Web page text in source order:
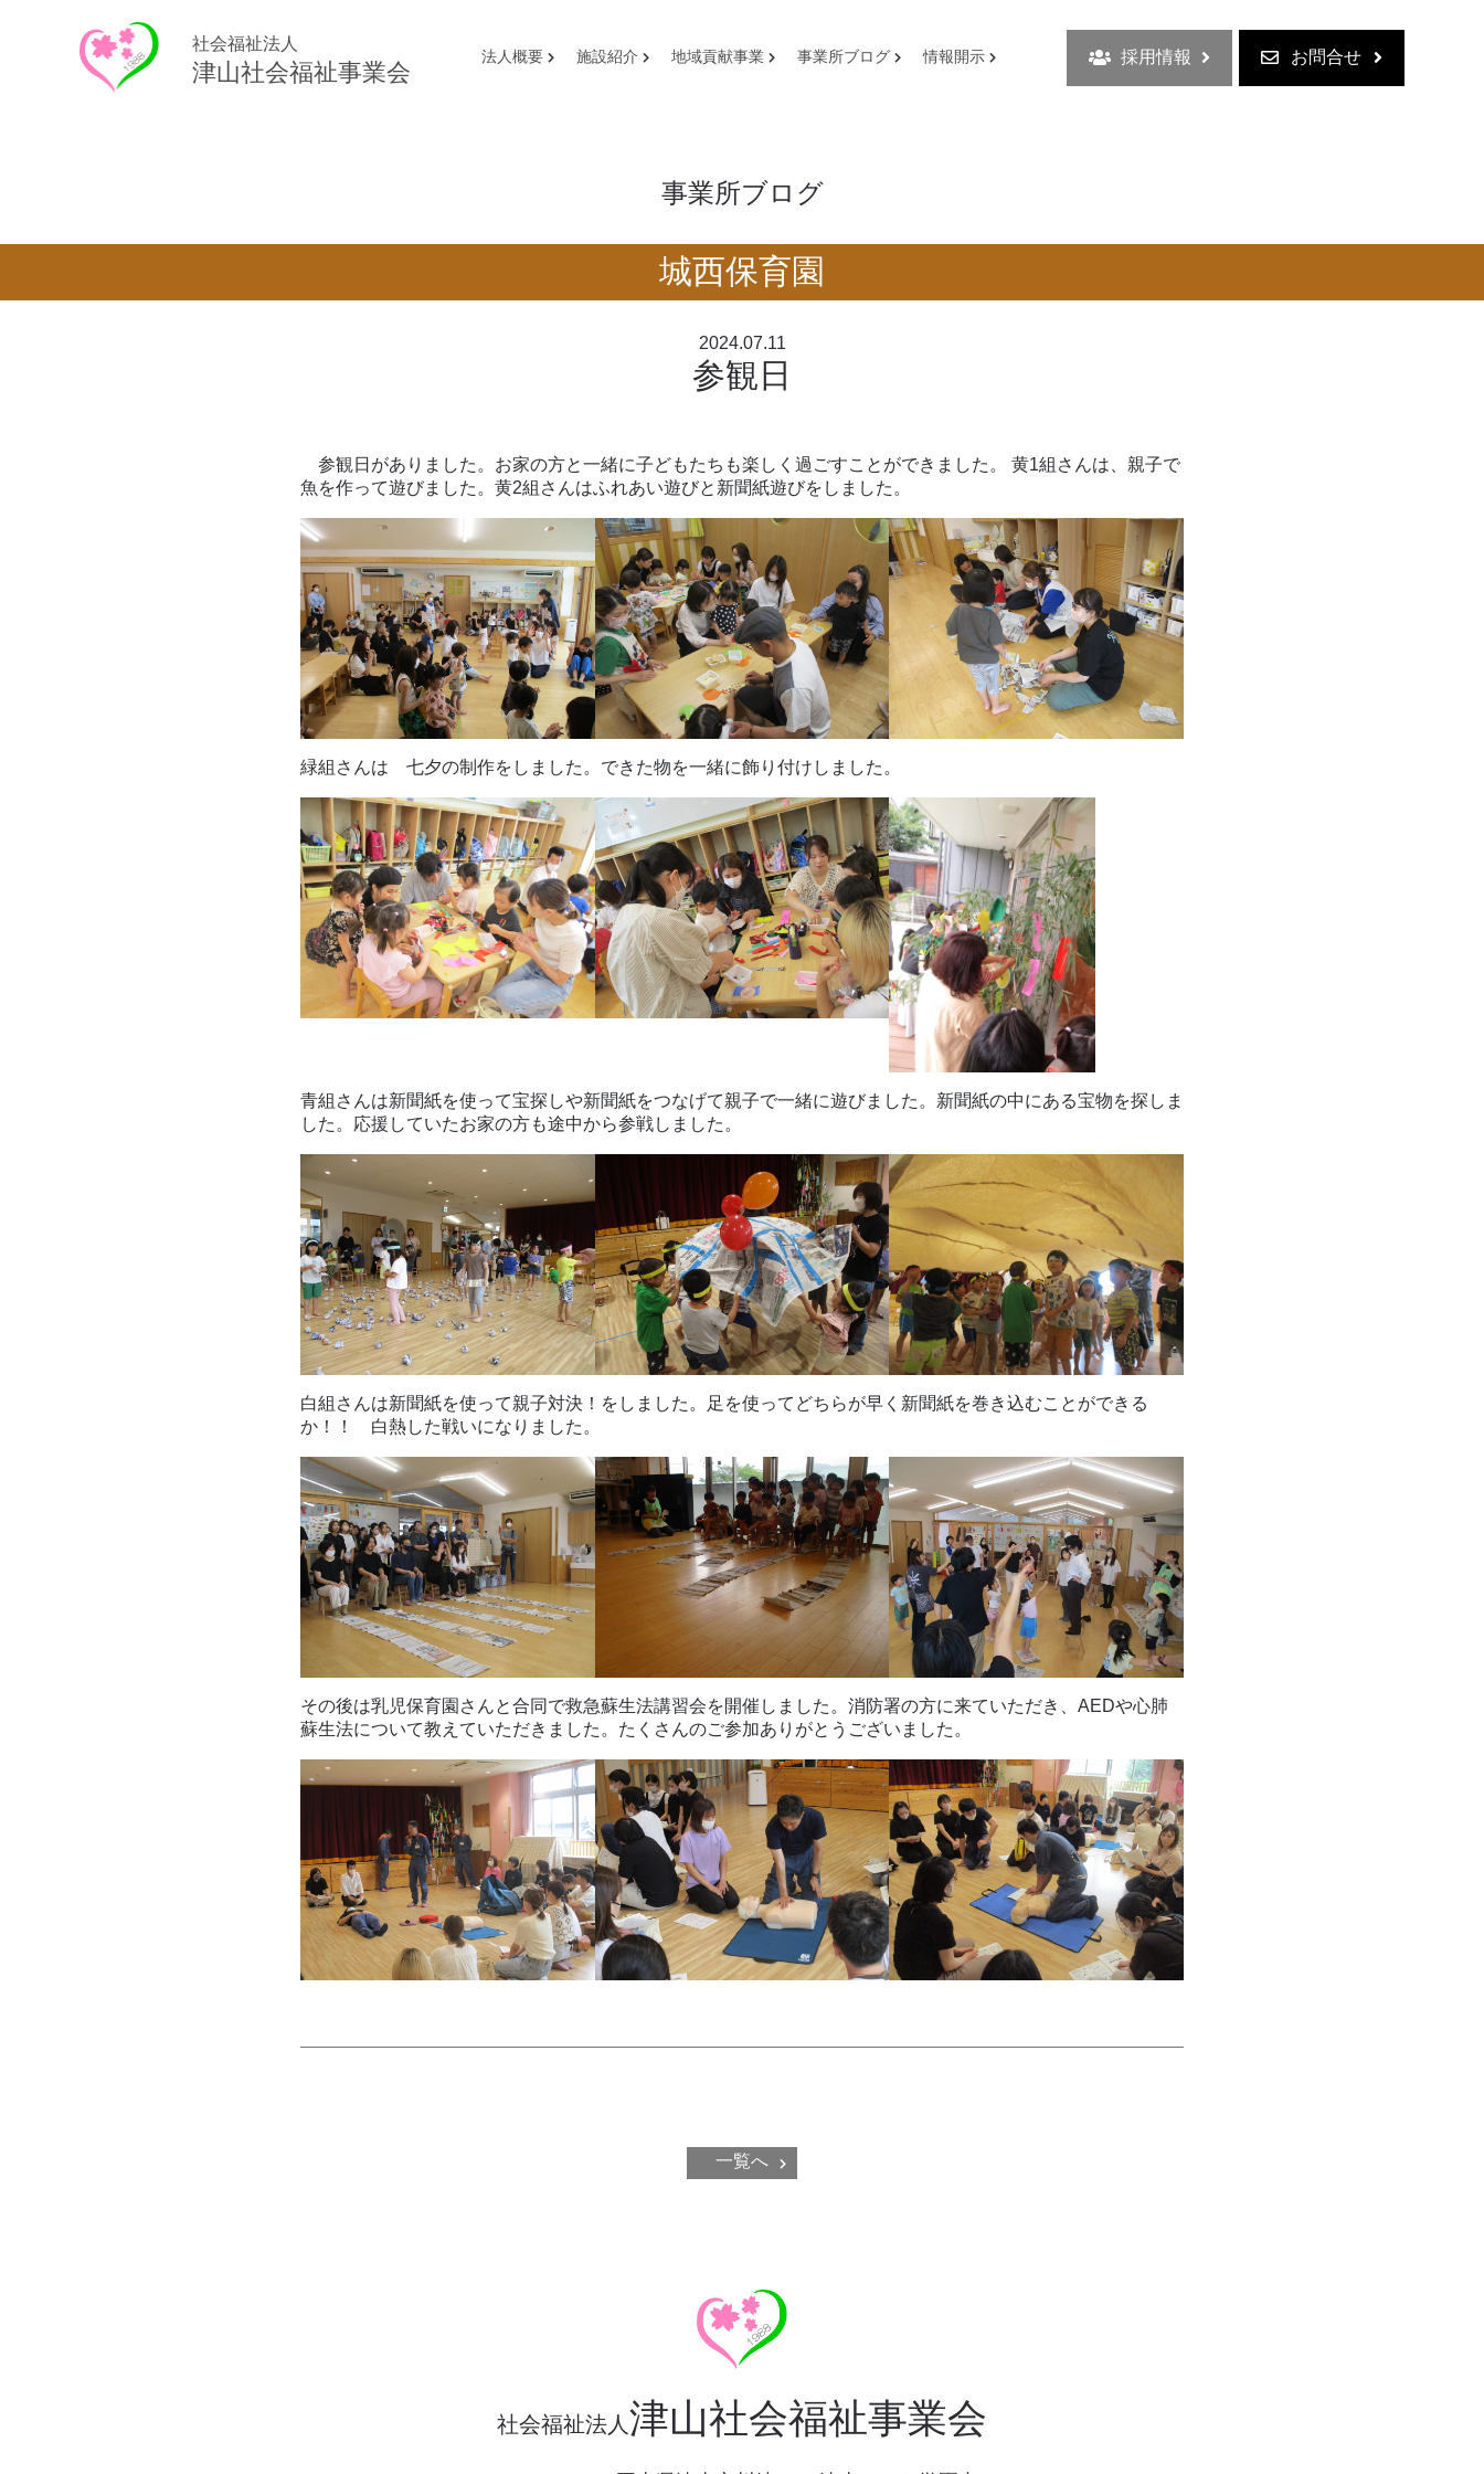
社会福祉法人
津山社会福祉事業会
法人概要 施設紹介 地域貢献事業 事業所ブログ 情報開示 採用情報 お問合せ
事業所ブログ
城西保育園
2024.07.11
参観日
参観日がありました。お家の方と一緒に子どもたちも楽しく過ごすことができました。 黄1組さんは、親子で
魚を作って遊びました。黄2組さんはふれあい遊びと新聞紙遊びをしました。
緑組さんは 七夕の制作をしました。できた物を一緒に飾り付けしました。
青組さんは新聞紙を使って宝探しや新聞紙をつなげて親子で一緒に遊びました。新聞紙の中にある宝物を探しま
した。応援していたお家の方も途中から参戦しました。
白組さんは新聞紙を使って親子対決！をしました。足を使ってどちらが早く新聞紙を巻き込むことができる
か！！ 白熱した戦いになりました。
その後は乳児保育園さんと合同で救急蘇生法講習会を開催しました。消防署の方に来ていただき、AEDや心肺
蘇生法について教えていただきました。たくさんのご参加ありがとうございました。
一覧へ
社会福祉法人津山社会福祉事業会